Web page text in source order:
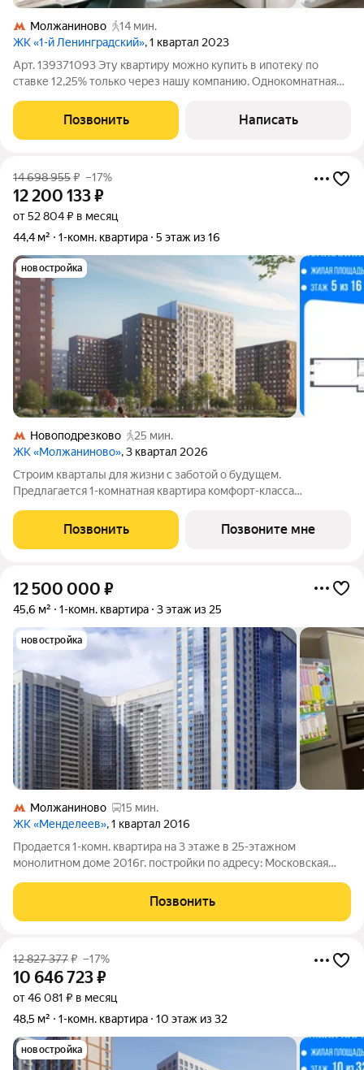
Молжаниново
14 мин.
ЖК «1-й Ленинградский», 1 квартал 2023
Арт. 139371093 Эту квартиру можно купить в ипотеку по
ставке 12,25% только через нашу компанию. Однокомнатная
видом из окна для жизни без компромиссов или ликвидной
аренды. Преимущества
Позвонить Написать
14 698 955₽ –17%
12 200 133₽
от 52 804 ₽ в месяц
44,4 м²
1-комн. квартира 5 этаж из 16
новостройка
Новоподрезково
25 мин.
ЖК «Молжаниново», 3 квартал 2026
Строим кварталы для жизни с заботой о будущем.
Предлагается 1-комнатная квартира комфорт-класса
в жилом комплексе "Молжаниново".Для тех, кто ценит время,
предлагаем сделать готовую отделку:
Позвонить Позвоните мне
12 500 000 ₽
45,6 м² 1-комн. квартира 3 этаж из 25
новостройка
Молжаниново
15 мин.
ЖК «Менделеев», 1 квартал 2016
Продается 1-комн. квартира на 3 этаже в 25-этажном
монолитном доме 2016г. постройки по адресу: Московская
площадь квартиры, включая площадь лоджии 45,6 м2, без
учета лоджии 41,6 м2, комната
Позвонить
12 827 377₽ –17%
10 646 723₽
от 46 081 ₽ в месяц
48,5 м²
1-комн. квартира 10 этаж из 32
новостройка